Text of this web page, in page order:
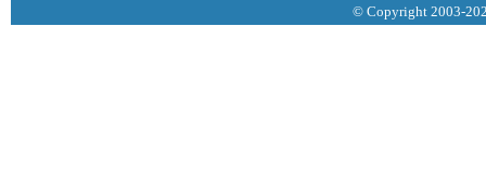
© Copyright 2003-